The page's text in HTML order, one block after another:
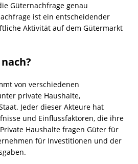
Güternachfrage genau
ist ein entscheidender
Aktivität auf dem Gütermarkt
von verschiedenen
private Haushalte,
Jeder dieser Akteure hat
und Einflussfaktoren, die ihre
Haushalte fragen Güter für
für Investitionen und der